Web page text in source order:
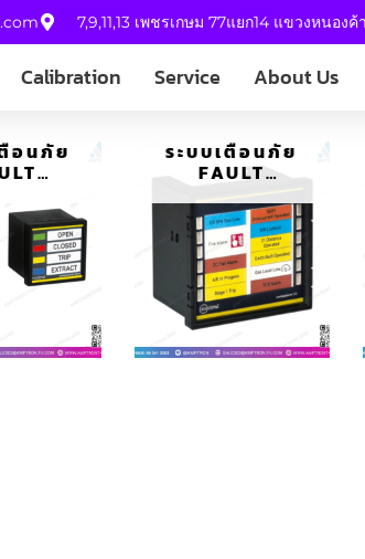
7,9,11,13 เพชรเกษม 77แยก14 แขวงหนอ
Calibration Service About Us
อนภัย
AP
SQ
ระบบเตือนภัย
FAULT
ANNUNCIATOR
COMPALARM AP
C2/SQ